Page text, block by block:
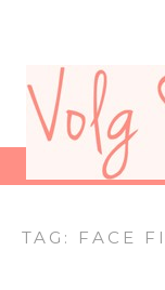
TAG: FACE